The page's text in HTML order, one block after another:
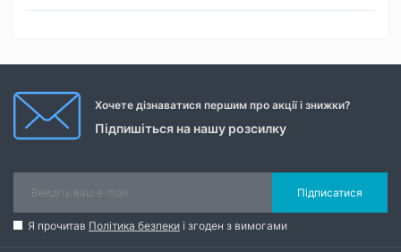
Хочете дізнаватися першим про акції і знижки?
Підпишіться на нашу розсилку
Підписатися
Я прочитав Політика безпеки і згоден з вимогами